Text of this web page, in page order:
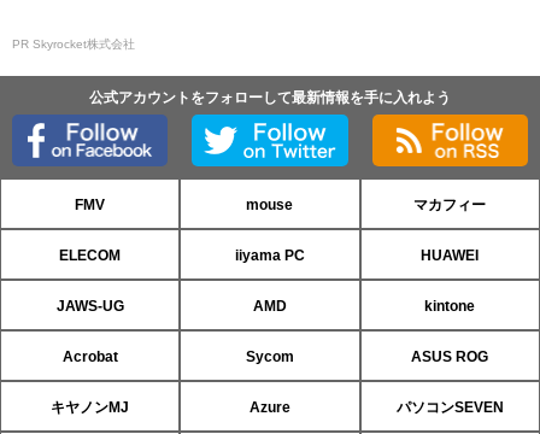
PR Skyrocket株式会社
公式アカウントをフォローして最新情報を手に入れよう
FMV mouse マカフィー
ELECOM iiyama PC HUAWEI
JAWS-UG AMD kintone
Acrobat Sycom ASUS ROG
キヤノンMJ Azure パソコンSEVEN